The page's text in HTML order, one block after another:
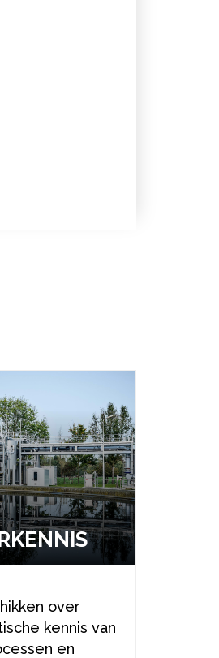
over
kennis van
en